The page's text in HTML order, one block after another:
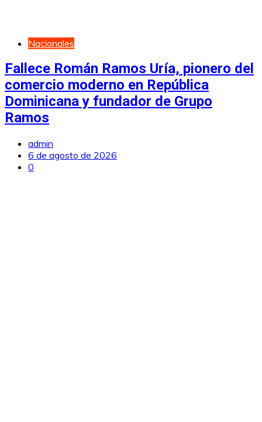
Nacionales
Fallece Román Ramos Uría, pionero del
comercio moderno en República
Dominicana y fundador de Grupo
Ramos
admin
6 de agosto de 2026
0